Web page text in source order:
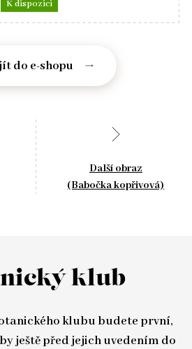
K dispozici
do e-shopu
Další obraz
(Babočka kopřivová)
klub
klubu budete první,
ještě před jejich uvedením do